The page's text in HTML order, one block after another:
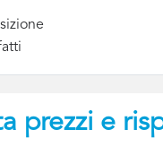
prezzi e